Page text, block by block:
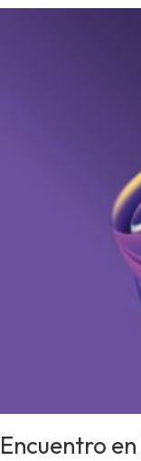
Encuentro